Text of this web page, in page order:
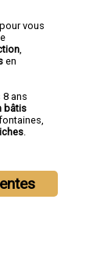
vous
en
ans
bâtis
fontaines,